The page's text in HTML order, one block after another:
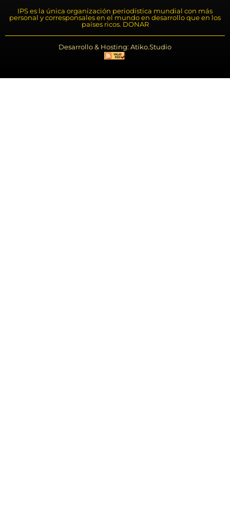
IPS es la única organización periodística mundial con más
personal y corresponsales en el mundo en desarrollo que en los
países ricos. DONAR
Desarrollo & Hosting: Atiko.Studio